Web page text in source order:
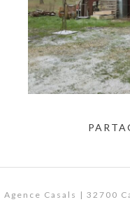
Agence Casals | 32700